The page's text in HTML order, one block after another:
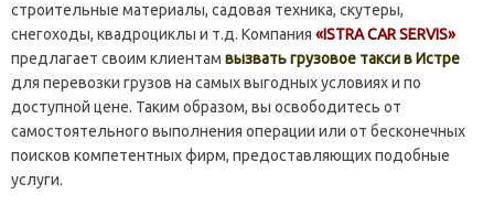
строительные материалы, садовая техника, скутеры,
снегоходы, квадроциклы и т.д. Компания «ISTRA CAR SERVIS»
предлагает своим клиентам вызвать грузовое такси в Истре
для перевозки грузов на самых выгодных условиях и по
доступной цене. Таким образом, вы освободитесь от
самостоятельного выполнения операции или от бесконечных
поисков компетентных фирм, предоставляющих подобные
услуги.